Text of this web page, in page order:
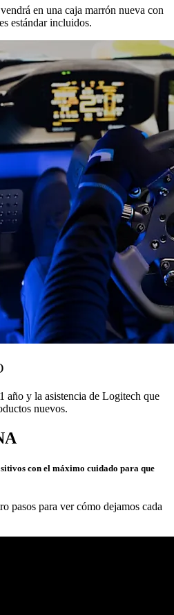
en una caja marrón nueva con
estándar incluidos.
año y la asistencia de Logitech que
nuevos.
con el máximo cuidado para que
pasos para ver cómo dejamos cada